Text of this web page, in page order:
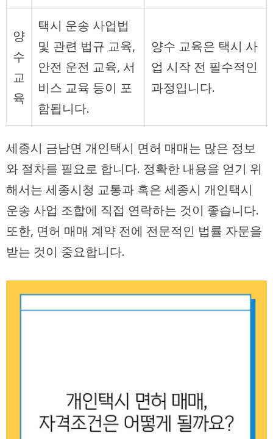
양
수
교
육
택시 운송 사업법
및 관련 법규 교육,
안전 운전 교육, 서
비스 교육 등이 포
함됩니다.
양수 교육은 택시 사
업 시작 전 필수적인
과정입니다.
세종시 금남면 개인택시 면허 매매는 많은 정보
와 절차를 필요로 합니다. 정확한 내용을 얻기 위
해서는 세종시청 교통과 혹은 세종시 개인택시
운송 사업 조합에 직접 연락하는 것이 좋습니다.
또한, 면허 매매 계약 전에 전문적인 법률 자문을
받는 것이 중요합니다.